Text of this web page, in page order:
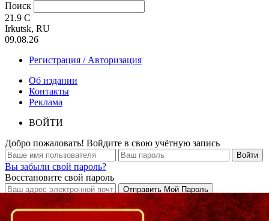
Поиск
21.9 C
Irkutsk, RU
09.08.26
Регистрация / Авторизация
Об издании
Контакты
Реклама
ВОЙТИ
Добро пожаловать! Войдите в свою учётную запись
Вы забыли свой пароль?
Восстановите свой пароль
Кто есть кто в Байкальском регионе